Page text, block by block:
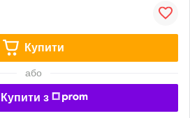
Купити
або
Купити з